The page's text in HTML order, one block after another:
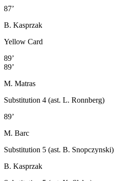
87’
B. Kasprzak
Yellow Card
89’
89’
M. Matras
Substitution 4 (ast. L. Ronnberg)
89’
M. Barc
Substitution 5 (ast. B. Snopczynski)
B. Kasprzak